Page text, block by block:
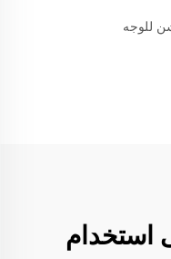
للوجه
استخدام